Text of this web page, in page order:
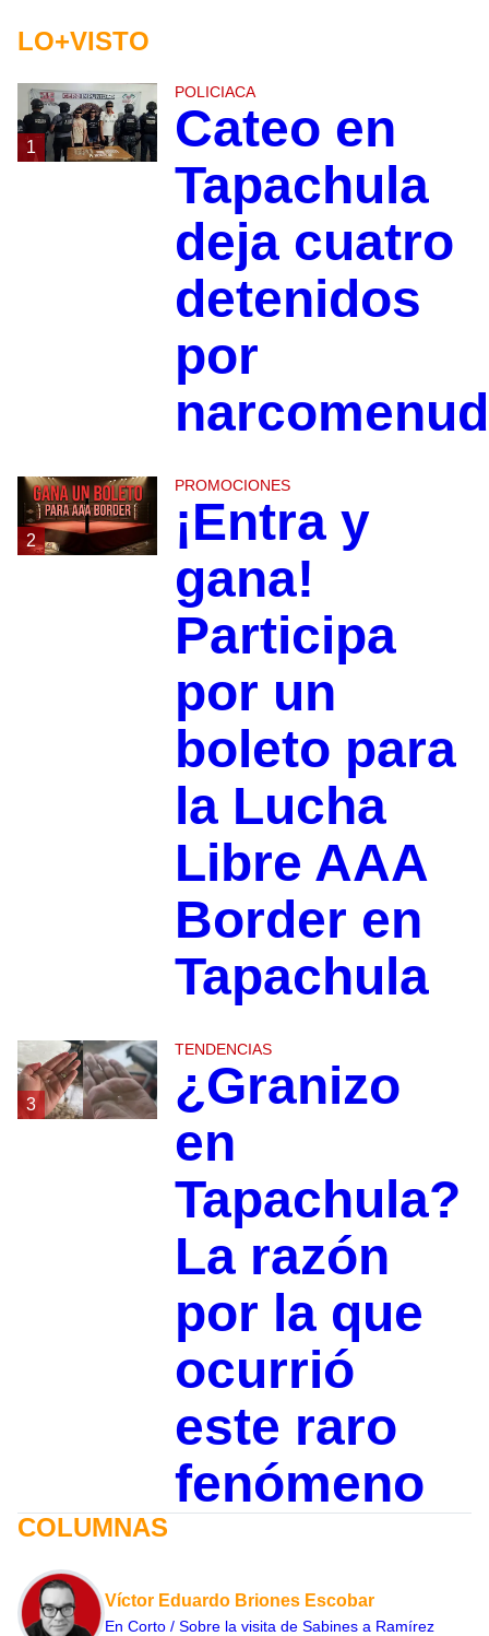
LO+VISTO
1
POLICIACA
Cateo en
Tapachula
deja cuatro
detenidos
por
2
PROMOCIONES
¡Entra y
gana!
Participa
por un
boleto para
la Lucha
Libre AAA
Border en
Tapachula
3
TENDENCIAS
¿Granizo
en
Tapachula?
La razón
por la que
ocurrió
este raro
fenómeno
COLUMNAS
Víctor Eduardo Briones Escobar
En Corto / Sobre la visita de Sabines a Ramírez